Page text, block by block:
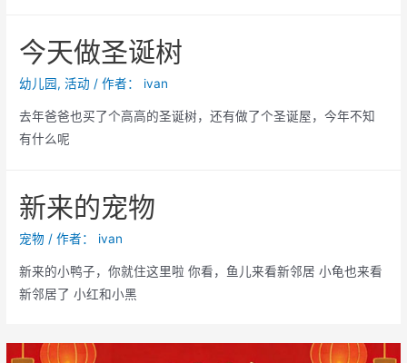
今天做圣诞树
幼儿园,活动 / 作者： ivan
去年爸爸也买了个高高的圣诞树，还有做了个圣诞屋，今年不知
有什么呢
新来的宠物
宠物 / 作者： ivan
新来的小鸭子，你就住这里啦 你看，鱼儿来看新邻居 小龟也来看
新邻居了 小红和小黑